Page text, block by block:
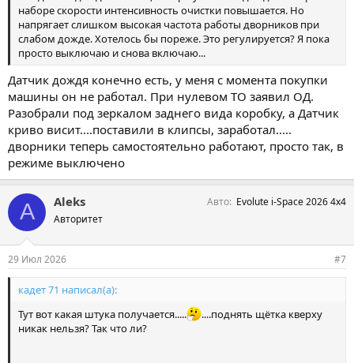
наборе скорости интенсивность очистки повышается. Но
напрягает слишком высокая частота работы дворников при
слабом дожде. Хотелось бы пореже. Это регулируется? Я пока
просто выключаю и снова включаю...
Датчик дождя конечно есть, у меня с момента покупки
машины он не работал. При нулевом ТО заявил ОД.
Разобрали под зеркалом заднего вида коробку, а Датчик
криво висит....поставили в клипсы, заработал.....
дворники теперь самостоятельно работают, просто так, в
режиме выключено
A Aleks
Авторитет
Авто Evolute i-Space 2026 4х4
29 Июл 2026 #7
кадет 71 написал(а):
Тут вот какая штука получается.....
....поднять щётка кверху
никак нельзя? Так что ли?